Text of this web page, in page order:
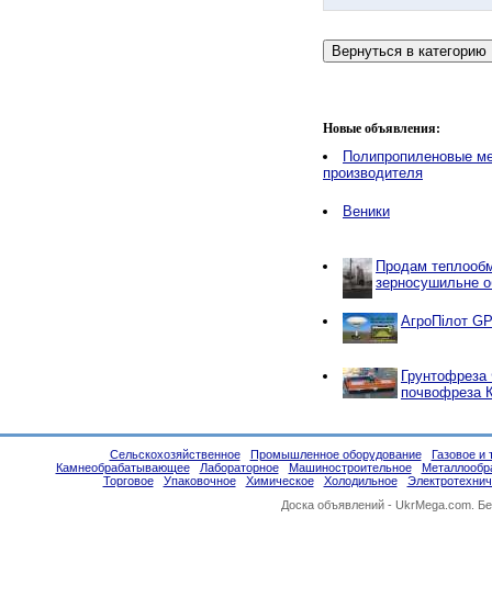
Новые объявления:
Полипропиленовые
производителя
Веники
Продам
зерносушильне
АгроПілот
почвофреза
Сельскохозяйственное Промышленное оборудование
Газовое и
Камнеобрабатывающее
Лабораторное Машиностроительное
Торговое
Упаковочное Химическое Холодильное
Доска объявлений - UkrMega.com.